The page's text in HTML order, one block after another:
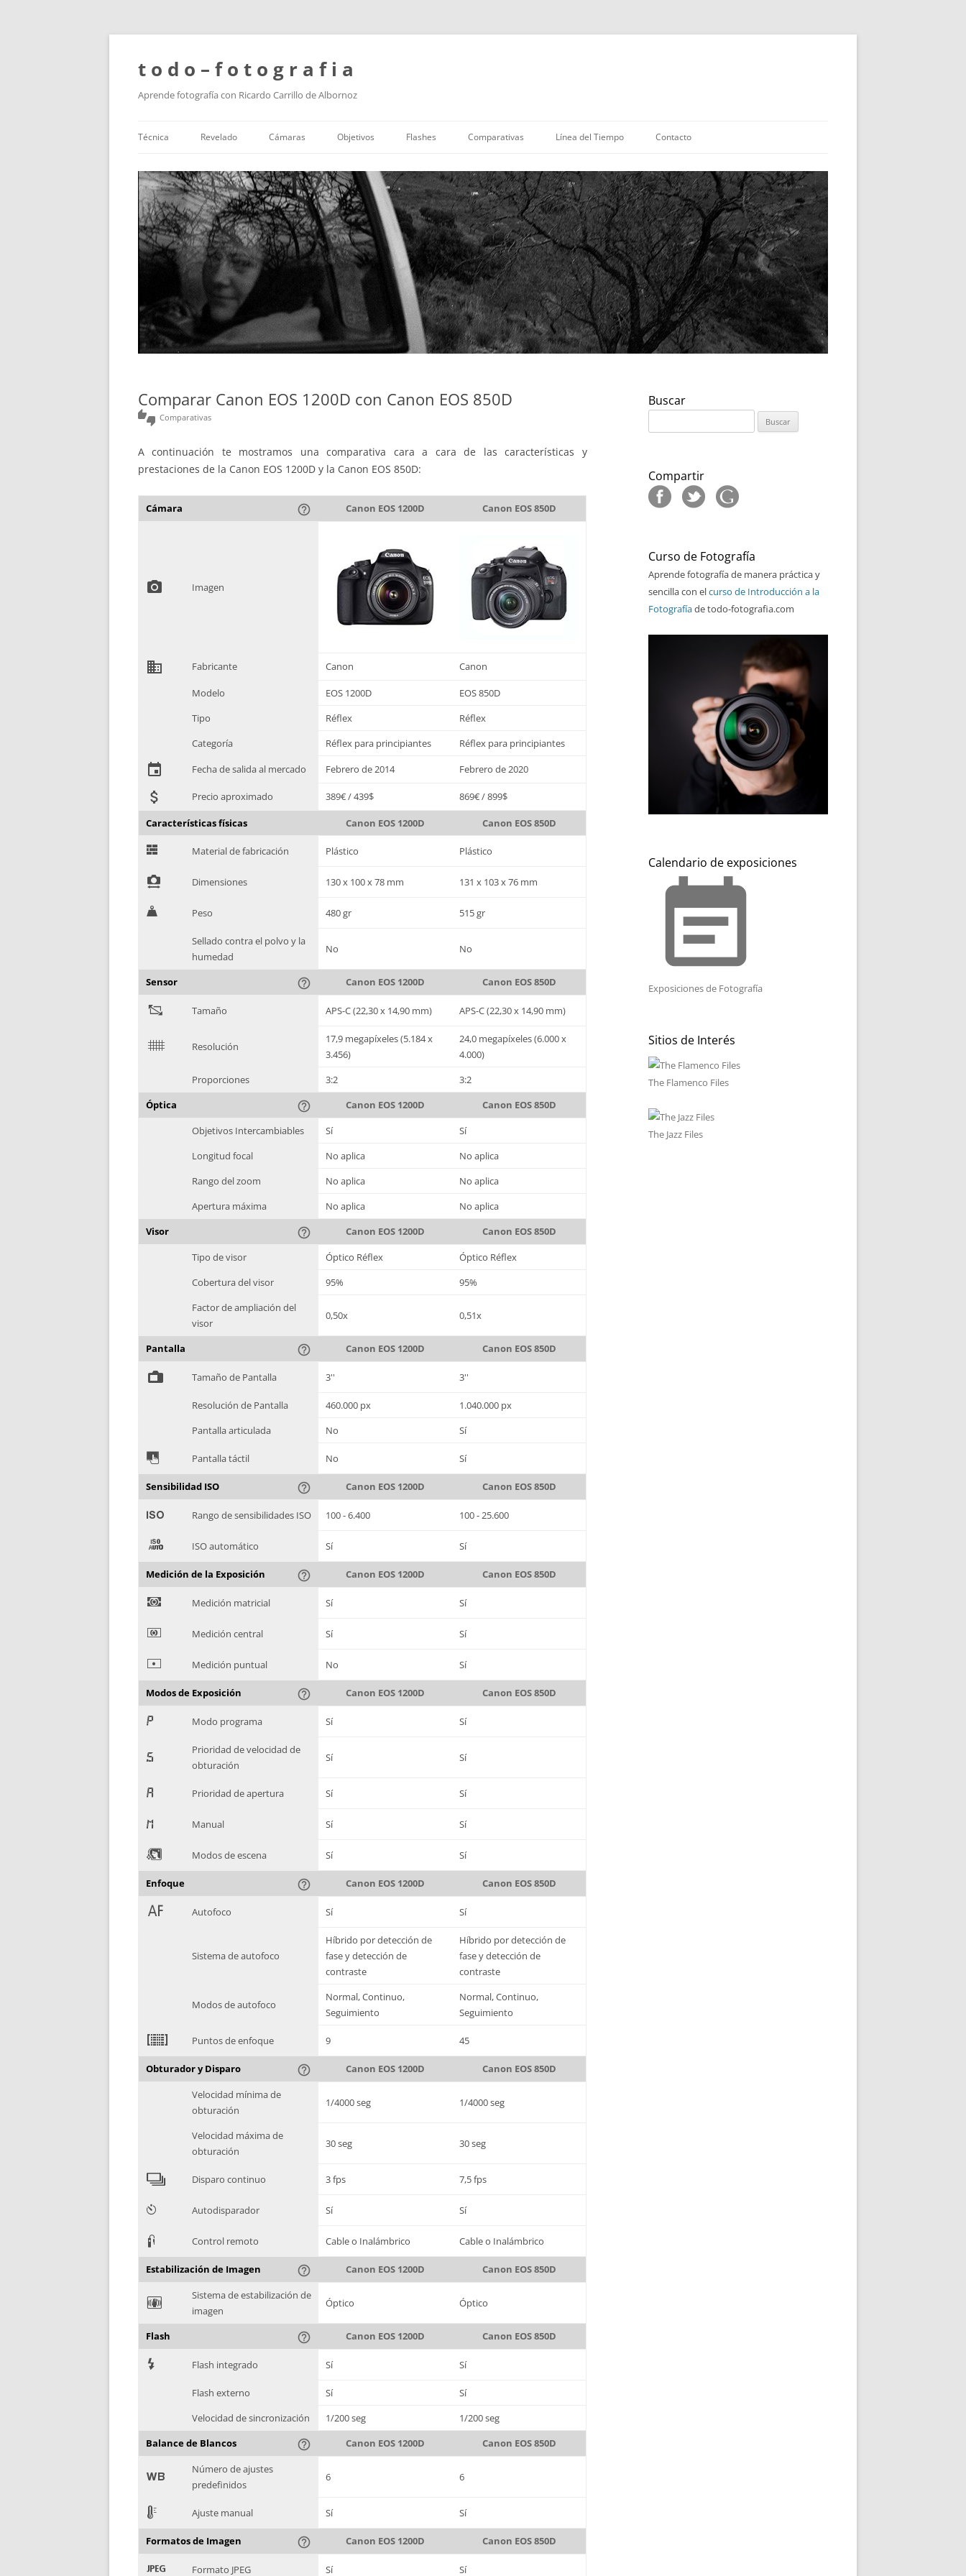
t o d o – f o t o g r a f i a
Aprende fotografía con Ricardo Carrillo de Albornoz
al
contenido
Técnica Revelado Cámaras Objetivos Flashes Comparativas Línea del Tiempo Contacto
Comparar Canon EOS 1200D con Canon EOS 850D
thumbs_up_down Comparativas
A continuación te mostramos una comparativa cara a cara de las características y
prestaciones de la Canon EOS 1200D y la Canon EOS 850D:
Cámara help_outline Canon EOS 1200D Canon EOS 850D
photo_camera Imagen
domain Fabricante Canon Canon
Modelo EOS 1200D
EOS 850D
Tipo
Réflex
Réflex
Categoría
Réflex para principiantes Réflex para principiantes
event Fecha de salida al mercado Febrero de 2014 Febrero de 2020
attach_money Precio aproximado 389€ / 439$ 869€ / 899$
Características físicas Canon EOS 1200D Canon EOS 850D
G Material de fabricación Plástico Plástico
! Dimensiones 130 x 100 x 78 mm 131 x 103 x 76 mm
H Peso 480 gr 515 gr
Sellado contra el polvo y la
humedad
No No
Sensor help_outline Canon EOS 1200D Canon EOS 850D
" Tamaño APS-C (22,30 x 14,90 mm) APS-C (22,30 x 14,90 mm)
$ Resolución
17,9 megapíxeles (5.184 x
3.456)
24,0 megapíxeles (6.000 x
4.000)
Proporciones
3:2
3:2
Óptica
help_outline Canon EOS 1200D
Canon EOS 850D
Objetivos Intercambiables
Sí
Sí
Longitud focal
No aplica
No aplica
Rango del zoom
No aplica
No aplica
Apertura máxima
No aplica
No aplica
Visor
help_outline Canon EOS 1200D
Canon EOS 850D
Tipo de visor
Óptico Réflex
Óptico Réflex
Cobertura del visor
95%
95%
Factor de ampliación del
visor
0,50x 0,51x
Pantalla help_outline Canon EOS 1200D Canon EOS 850D
% Tamaño de Pantalla 3'' 3''
Resolución de Pantalla 460.000 px
1.040.000 px
Pantalla articulada
No Sí
& Pantalla táctil No Sí
Sensibilidad ISO help_outline Canon EOS 1200D Canon EOS 850D
' Rango de sensibilidades ISO 100 - 6.400 100 - 25.600
( ISO automático Sí Sí
Medición de la Exposición help_outline Canon EOS 1200D Canon EOS 850D
) Medición matricial Sí Sí
* Medición central Sí Sí
+ Medición puntual No Sí
Modos de Exposición help_outline Canon EOS 1200D Canon EOS 850D
, Modo programa Sí Sí
-
Prioridad de velocidad de
obturación
Sí Sí
. Prioridad de apertura Sí Sí
/ Manual Sí Sí
0 Modos de escena Sí Sí
Enfoque help_outline Canon EOS 1200D Canon EOS 850D
1 Autofoco Sí Sí
Sistema de autofoco
Híbrido por detección de
fase y detección de
contraste
Híbrido por detección de
fase y detección de
contraste
Modos de autofoco
Normal, Continuo,
Seguimiento
Normal, Continuo,
Seguimiento
2 Puntos de enfoque 9 45
Obturador y Disparo help_outline Canon EOS 1200D
Canon EOS 850D
Velocidad mínima de
obturación
1/4000 seg 1/4000 seg
Velocidad máxima de
obturación
30 seg 30 seg
4 Disparo continuo 3 fps 7,5 fps
6 Autodisparador Sí Sí
3 Control remoto Cable o Inalámbrico Cable o Inalámbrico
Estabilización de Imagen help_outline Canon EOS 1200D Canon EOS 850D
F
Sistema de estabilización de
imagen
Óptico Óptico
Flash help_outline Canon EOS 1200D Canon EOS 850D
7 Flash integrado Sí Sí
Flash externo Sí
Sí
Velocidad de sincronización
1/200 seg
1/200 seg
Balance de Blancos
help_outline Canon EOS 1200D Canon EOS 850D
9
Número de ajustes
predefinidos
6 6
E Ajuste manual Sí Sí
Formatos de Imagen help_outline Canon EOS 1200D Canon EOS 850D
: Formato JPEG Sí Sí
Buscar
Compartir
Curso de Fotografía
Aprende fotografía de manera práctica y
sencilla con elcurso de Introducción a la
Fotografíade todo-fotografia.com
Calendario de exposiciones
event_note
Exposiciones de Fotografía
Sitios de Interés
The Flamenco Files
The Jazz Files